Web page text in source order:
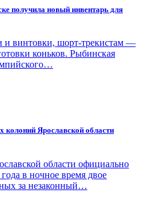
получила новый инвентарь для
винтовки, шорт-трекистам —
коньков. Рыбинская
колоний Ярославской области
области официально
в ночное время двое
за незаконный…